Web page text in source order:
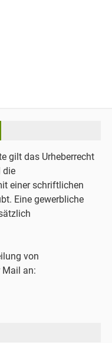
gilt das Urheberrecht
die
einer schriftlichen
Eine gewerbliche
von
an: